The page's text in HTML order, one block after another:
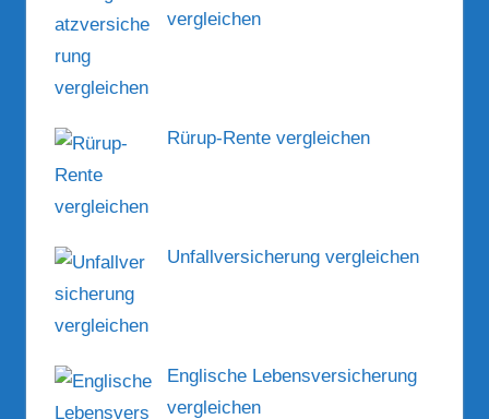
vergleichen
Rürup-Rente vergleichen
Unfallversicherung vergleichen
Englische Lebensversicherung
vergleichen